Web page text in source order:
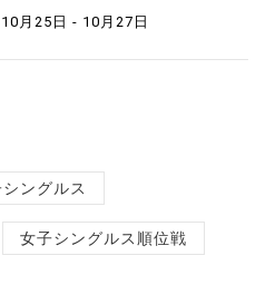
月25日 - 10月27日
ングルス
女子シングルス順位戦